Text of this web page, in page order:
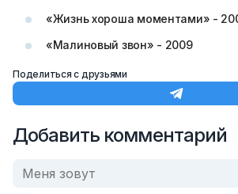
«Жизнь хороша моментами» -
«Малиновый звон» - 2009
Поделиться с друзьями
Добавить комментарий